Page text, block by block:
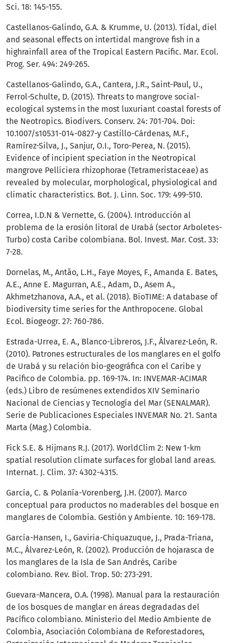
Sci. 18: 145-155.
Castellanos-Galindo, G.A. & Krumme, U. (2013). Tidal, diel
and seasonal effects on intertidal mangrove fish in a
highrainfall area of the Tropical Eastern Pacific. Mar. Ecol.
Prog. Ser. 494: 249-265.
Castellanos-Galindo, G.A., Cantera, J.R., Saint-Paul, U.,
Ferrol-Schulte, D. (2015). Threats to mangrove social-
ecological systems in the most luxuriant coastal forests of
the Neotropics. Biodivers. Conserv. 24: 701-704. Doi:
10.1007/s10531-014-0827-y Castillo-Cárdenas, M.F.,
Ramírez-Silva, J., Sanjur, O.I., Toro-Perea, N. (2015).
Evidence of incipient speciation in the Neotropical
mangrove Pelliciera rhizophorae (Tetrameristaceae) as
revealed by molecular, morphological, physiological and
climatic characteristics. Bot. J. Linn. Soc. 179: 499-510.
Correa, I.D.N & Vernette, G. (2004). Introducción al
problema de la erosión litoral de Urabá (sector Arboletes-
Turbo) costa Caribe colombiana. Bol. Invest. Mar. Cost. 33:
7-28.
Dornelas, M., Antão, L.H., Faye Moyes, F., Amanda E. Bates,
A.E., Anne E. Magurran, A.E., Adam, D., Asem A.,
Akhmetzhanova, A.A., et al. (2018). BioTIME: A database of
biodiversity time series for the Anthropocene. Global
Ecol. Biogeogr. 27: 760-786.
Estrada-Urrea, E. A., Blanco-Libreros, J.F., Álvarez-León, R.
(2010). Patrones estructurales de los manglares en el golfo
de Urabá y su relación bio-geográfica con el Caribe y
Pacífico de Colombia. pp. 169-174. In: INVEMAR-ACIMAR
(eds.) Libro de resúmenes extendidos XIV Seminario
Nacional de Ciencias y Tecnología del Mar (SENALMAR).
Serie de Publicaciones Especiales INVEMAR No. 21. Santa
Marta (Mag.) Colombia.
Fick S.E. & Hijmans R.J. (2017). WorldClim 2: New 1-km
spatial resolution climate surfaces for global land areas.
Internat. J. Clim. 37: 4302-4315.
García, C. & Polanía-Vorenberg, J.H. (2007). Marco
conceptual para productos no maderables del bosque en
manglares de Colombia. Gestión y Ambiente. 10: 169-178.
García-Hansen, I., Gaviria-Chiquazuque, J., Prada-Triana,
M.C., Álvarez-León, R. (2002). Producción de hojarasca de
los manglares de la Isla de San Andrés, Caribe
colombiano. Rev. Biol. Trop. 50: 273-291.
Guevara-Mancera, O.A. (1998). Manual para la restauración
de los bosques de manglar en áreas degradadas del
Pacífico colombiano. Ministerio del Medio Ambiente de
Colombia, Asociación Colombiana de Reforestadores,